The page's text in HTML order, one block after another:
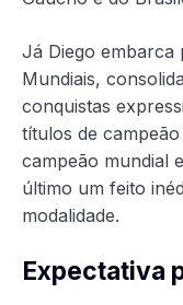
Já Diego embarca
Mundiais,
conquistas
títulos de
campeão mundial
último um feito
modalidade.
Expectativa